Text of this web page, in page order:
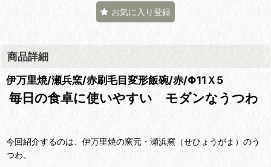
お気に入り登録
商品詳細
伊万里焼/瀬兵窯/赤刷毛目変形飯碗/赤/Φ11Ｘ5
毎日の食卓に使いやすい モダンなうつわ
今回紹介するのは、伊万里焼の窯元・瀬浜窯（せひょうがま）のう
つわ。